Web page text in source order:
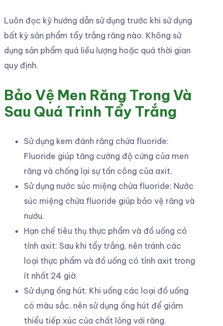
Luôn đọc kỹ hướng dẫn sử dụng trước khi sử dụng
bất kỳ sản phẩm tẩy trắng răng nào. Không sử
dụng sản phẩm quá liều lượng hoặc quá thời gian
quy định.
Bảo Vệ Men Răng Trong Và
Sau Quá Trình Tẩy Trắng
Sử dụng kem đánh răng chứa fluoride:
Fluoride giúp tăng cường độ cứng của men
răng và chống lại sự tấn công của axit.
Sử dụng nước súc miệng chứa fluoride: Nước
súc miệng chứa fluoride giúp bảo vệ răng và
nướu.
Hạn chế tiêu thụ thực phẩm và đồ uống có
tính axit: Sau khi tẩy trắng, nên tránh các
loại thực phẩm và đồ uống có tính axit trong
ít nhất 24 giờ.
Sử dụng ống hút: Khi uống các loại đồ uống
có màu sắc, nên sử dụng ống hút để giảm
thiểu tiếp xúc của chất lỏng với răng.